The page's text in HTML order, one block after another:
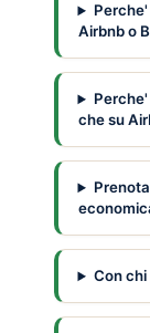
Airbnb o
che su
Con